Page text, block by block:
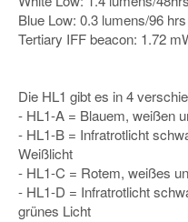
Blue Low: 0.3 lumens/96 hrs
Tertiary IFF beacon: 1.72
Die HL1 gibt es in 4
- HL1-A = Blauem, weißen
- HL1-B = Infratrotlicht
Weißlicht
- HL1-C = Rotem, weißes
- HL1-D = Infratrotlicht
grünes Licht